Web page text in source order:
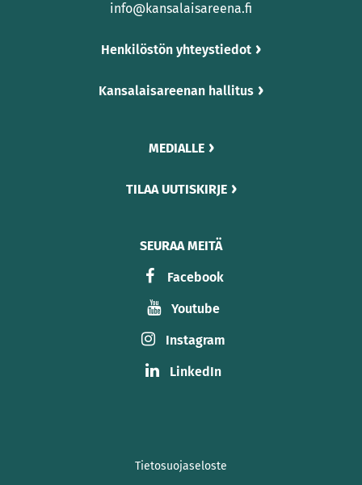
info@kansalaisareena.fi
Henkilöstön yhteystiedot
Kansalaisareenan hallitus
MEDIALLE
TILAA UUTISKIRJE
SEURAA MEITÄ
Facebook
Youtube
Instagram
LinkedIn
Tietosuojaseloste